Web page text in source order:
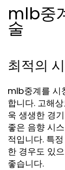
mlb중
술
최적의
mlb중계를 시
합니다. 고해
욱 생생한 경
좋은 음향 시
적입니다. 특
한 경우도 있
좋습니다.